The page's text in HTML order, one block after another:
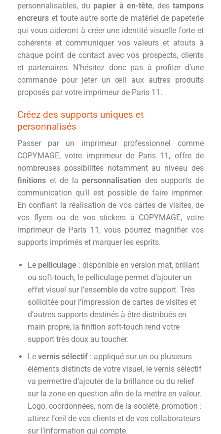
personnalisables, du papier à en-tête, des tampons
encreurs et toute autre sorte de matériel de papeterie
qui vous aideront à créer une identité visuelle forte et
cohérente et communiquer vos valeurs et atouts à
chaque point de contact avec vos prospects, clients
et partenaires. N’hésitez donc pas à profiter d’une
commande pour jeter un œil aux autres produits
proposés par votre imprimeur de Paris 11.
Créez des supports uniques et
personnalisés
Passer par un imprimeur professionnel comme
COPYMAGE, votre imprimeur de Paris 11, offre de
nombreuses possibilités notamment au niveau des
finitions et de la personnalisation des supports de
communication qu’il est possible de faire imprimer.
En confiant la réalisation de vos cartes de visites, de
vos flyers ou de vos stickers à COPYMAGE, votre
imprimeur de Paris 11, vous pourrez magnifier vos
supports imprimés et marquer les esprits.
Le pelliculage : disponible en version mat, brillant
ou soft-touch, le pelliculage permet d’ajouter un
effet visuel sur l’ensemble de votre support. Très
sollicitée pour l’impression de cartes de visites et
d’autres supports destinés à être distribués en
main propre, la finition soft-touch rend votre
support très doux au toucher.
Le vernis sélectif: appliqué sur un ou plusieurs
éléments distincts de votre visuel, le vernis sélectif
va permettre d’ajouter de la brillance ou du relief
sur la zone en question afin de la mettre en valeur.
Logo, coordonnées, nom de la société, promotion :
attirez l’œil de vos clients et de vos collaborateurs
sur l’information qui compte.